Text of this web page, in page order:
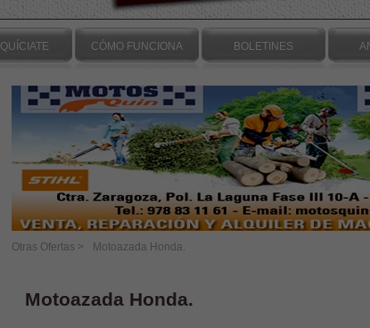
CÓMO FUNCIONA BOLETINES
Otras Ofertas > Motoazada Honda.
Motoazada Honda.